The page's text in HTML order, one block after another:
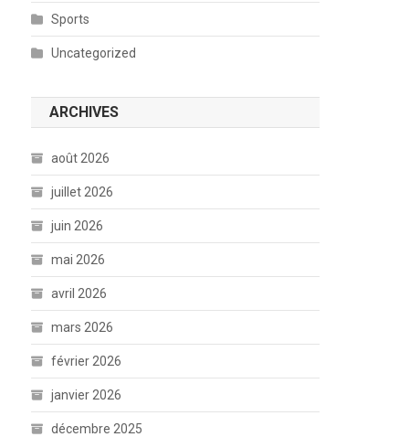
Sports
Uncategorized
ARCHIVES
août 2026
juillet 2026
juin 2026
mai 2026
avril 2026
mars 2026
février 2026
janvier 2026
décembre 2025